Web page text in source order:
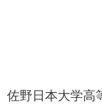
佐野日本大学高